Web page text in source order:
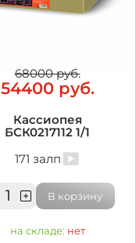
68000 руб.
54400 руб.
Кассиопея
БСК0217112 1/1
171 залп
В корзину
на складе: нет